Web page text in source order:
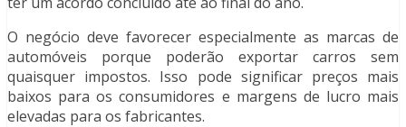
O negócio deve favorecer especialmente as marcas de
automóveis porque poderão exportar carros sem
quaisquer impostos. Isso pode significar preços mais
baixos para os consumidores e margens de lucro mais
elevadas para os fabricantes.